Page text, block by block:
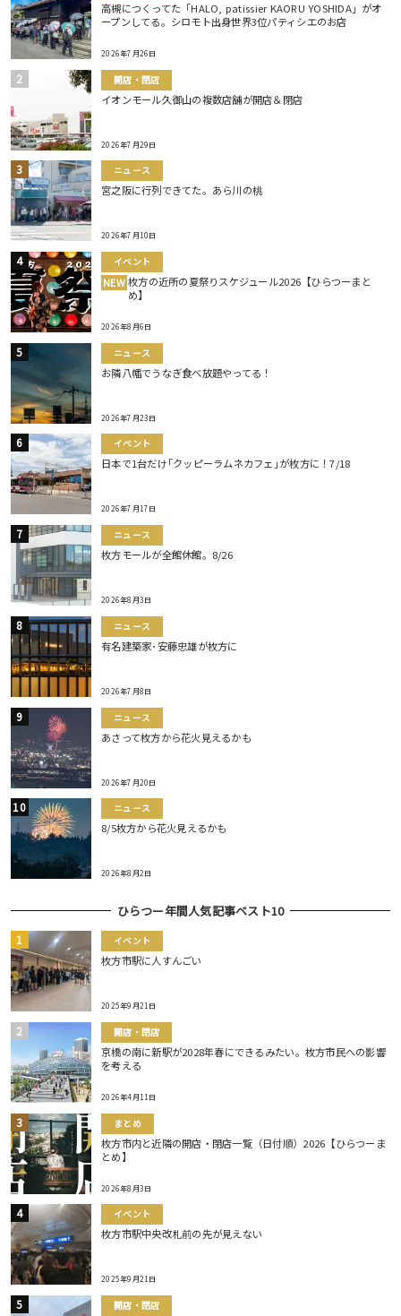
高槻につくってた「HALO, patissier KAORU YOSHIDA」がオ
ープンしてる。シロモト出身世界3位パティシエのお店
2026年7月26日
開店・閉店
イオンモール久御山の複数店舗が開店＆閉店
2026年7月29日
ニュース
宮之阪に行列できてた。あら川の桃
2026年7月10日
イベント
NEW 枚方の近所の夏祭りスケジュール2026【ひらつーまと
め】
2026年8月6日
ニュース
お隣八幡でうなぎ食べ放題やってる！
2026年7月23日
イベント
日本で1台だけ｢クッピーラムネカフェ｣が枚方に！7/18
2026年7月17日
ニュース
枚方モールが全館休館。8/26
2026年8月3日
ニュース
有名建築家･安藤忠雄が枚方に
2026年7月8日
ニュース
あさって枚方から花火見えるかも
2026年7月20日
ニュース
8/5枚方から花火見えるかも
2026年8月2日
ひらつー年間人気記事ベスト10
イベント
枚方市駅に人すんごい
2025年9月21日
開店・閉店
京橋の南に新駅が2028年春にできるみたい。枚方市民への影響
を考える
2026年4月11日
まとめ
枚方市内と近隣の開店・閉店一覧（日付順）2026【ひらつーま
とめ】
2026年8月3日
イベント
枚方市駅中央改札前の先が見えない
2025年9月21日
開店・閉店